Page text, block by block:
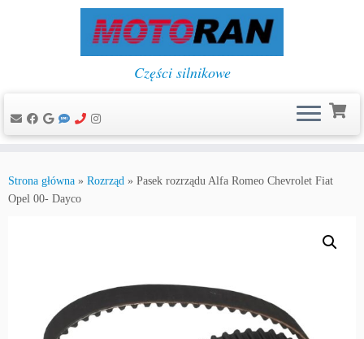
do
treści
Części silnikowe
Strona główna » Rozrząd » Pasek rozrządu Alfa Romeo Chevrolet Fiat
Opel 00- Dayco